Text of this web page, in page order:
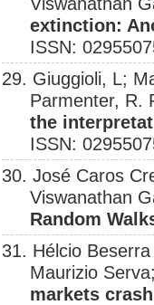
extinction:
ISSN:
29. Giuggioli, L;
Parmenter, R.
the
ISSN:
30. José Caros
Viswanathan
Random
31. Hélcio
Maurizio
markets